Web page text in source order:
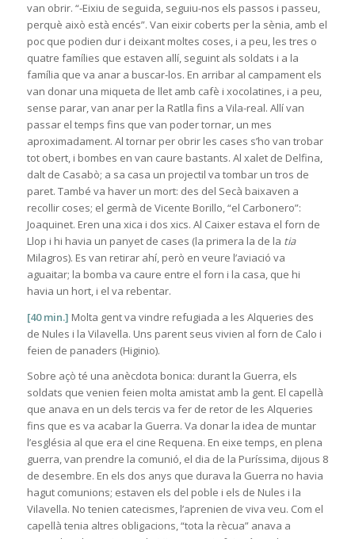
van obrir. “-Eixiu de seguida, seguiu-nos els passos i passeu,
perquè això està encés”. Van eixir coberts per la sènia, amb el
poc que podien dur i deixant moltes coses, i a peu, les tres o
quatre famílies que estaven allí, seguint als soldats i a la
família que va anar a buscar-los. En arribar al campament els
van donar una miqueta de llet amb cafè i xocolatines, i a peu,
sense parar, van anar per la Ratlla fins a Vila-real. Allí van
passar el temps fins que van poder tornar, un mes
aproximadament. Al tornar per obrir les cases s’ho van trobar
tot obert, i bombes en van caure bastants. Al xalet de Delfina,
dalt de Casabò; a sa casa un projectil va tombar un tros de
paret. També va haver un mort: des del Secà baixaven a
recollir coses; el germà de Vicente Borillo, “el Carbonero”:
Joaquinet. Eren una xica i dos xics. Al Caixer estava el forn de
Llop i hi havia un panyet de cases (la primera la de la tia
Milagros). Es van retirar ahí, però en veure l’aviació va
aguaitar; la bomba va caure entre el forn i la casa, que hi
havia un hort, i el va rebentar.
[40 min.] Molta gent va vindre refugiada a les Alqueries des
de Nules i la Vilavella. Uns parent seus vivien al forn de Calo i
feien de panaders (Higinio).
Sobre açò té una anècdota bonica: durant la Guerra, els
soldats que venien feien molta amistat amb la gent. El capellà
que anava en un dels tercis va fer de retor de les Alqueries
fins que es va acabar la Guerra. Va donar la idea de muntar
l’església al que era el cine Requena. En eixe temps, en plena
guerra, van prendre la comunió, el dia de la Puríssima, dijous 8
de desembre. En els dos anys que durava la Guerra no havia
hagut comunions; estaven els del poble i els de Nules i la
Vilavella. No tenien catecismes, l’aprenien de viva veu. Com el
capellà tenia altres obligacions, “tota la rècua” anava a